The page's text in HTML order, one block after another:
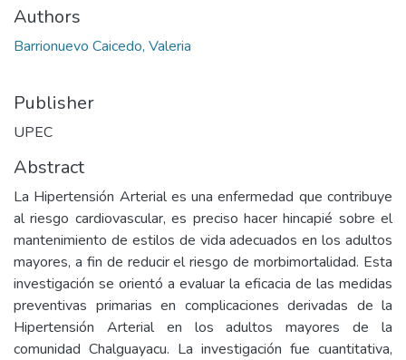
Authors
Barrionuevo Caicedo, Valeria
Publisher
UPEC
Abstract
La Hipertensión Arterial es una enfermedad que contribuye
al riesgo cardiovascular, es preciso hacer hincapié sobre el
mantenimiento de estilos de vida adecuados en los adultos
mayores, a fin de reducir el riesgo de morbimortalidad. Esta
investigación se orientó a evaluar la eficacia de las medidas
preventivas primarias en complicaciones derivadas de la
Hipertensión Arterial en los adultos mayores de la
comunidad Chalguayacu. La investigación fue cuantitativa,